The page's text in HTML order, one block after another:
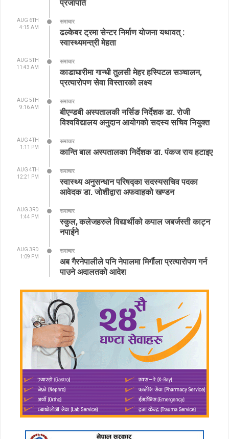
प्रजापति
AUG 6TH
4:15 AM
समाचार
ढल्केबर ट्रमा सेन्टर निर्माण योजना यथावत् :
स्वास्थ्यमन्त्री मेहता
AUG 5TH
11:43 AM
समाचार
काडाघारीमा गान्धी तुलसी मेहर हस्पिटल सञ्चालन,
प्रत्यारोपण सेवा विस्तारको लक्ष्य
AUG 5TH
9:16 AM
समाचार
बीएन्डबी अस्पतालकी नर्सिङ निर्देशक डा. रोजी
विश्वविद्यालय अनुदान आयोगको सदस्य सचिव नियुक्त
AUG 4TH
1:11 PM
समाचार
कान्ति बाल अस्पतालका निर्देशक डा. पंकज राय हटाइए
AUG 4TH
12:21 PM
समाचार
स्वास्थ्य अनुसन्धान परिषद्का सदस्यसचिव पदका
आवेदक डा. जोशीद्वारा अफवाहको खण्डन
AUG 3RD
1:44 PM
समाचार
स्कुल, कलेजहरुले विद्यार्थीको कपाल जबर्जस्ती काट्न
नपाईने
AUG 3RD
1:09 PM
समाचार
अब गैरनेपालीले पनि नेपालमा मिर्गौला प्रत्यारोपण गर्न
पाउने अदालतको आदेश